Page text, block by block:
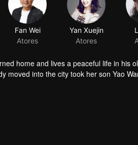
Fan Wei
Atores
Yan Xuejin
Atores
home and lives a peaceful life in his
moved into the city took her son Yao
took this opportunity to visit the villa